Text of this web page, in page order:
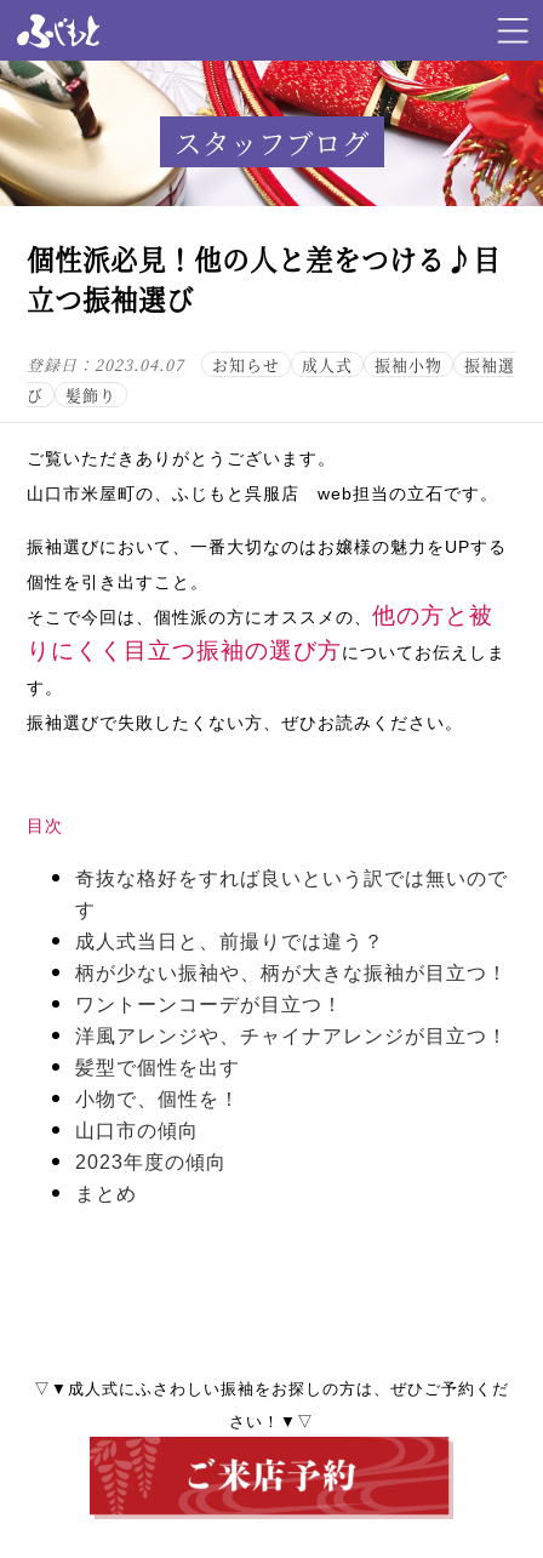
スタッフブログ
個性派必見！他の人と差をつける♪目
立つ振袖選び
登録日：2023.04.07 お知らせ 成人式 振袖小物
振袖選
び
髪飾り
ご覧いただきありがとうございます。
山口市米屋町の、ふじもと呉服店 web担当の立石です。
振袖選びにおいて、一番大切なのはお嬢様の魅力をUPする
個性を引き出すこと。
そこで今回は、個性派の方にオススメの、他の方と被
りにくく目立つ振袖の選び方についてお伝えしま
す。
振袖選びで失敗したくない方、ぜひお読みください。
目次
奇抜な格好をすれば良いという訳では無いので
す
成人式当日と、前撮りでは違う？
柄が少ない振袖や、柄が大きな振袖が目立つ！
ワントーンコーデが目立つ！
洋風アレンジや、チャイナアレンジが目立つ！
髪型で個性を出す
小物で、個性を！
山口市の傾向
2023年度の傾向
まとめ
▽▼成人式にふさわしい振袖をお探しの方は、ぜひご予約くだ
さい！▼▽